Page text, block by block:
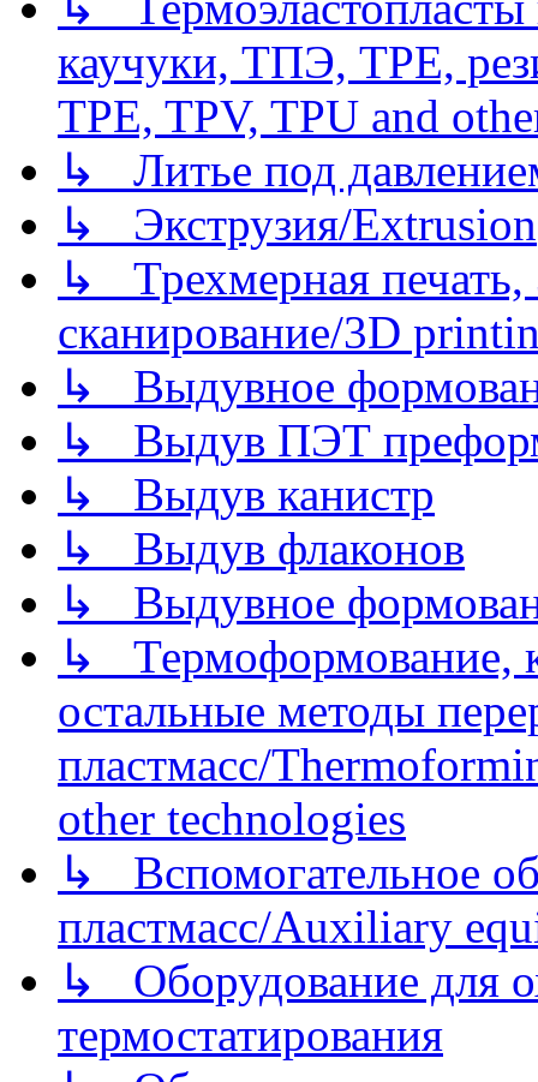
каучуки, ТПЭ, TPE,
TPE, TPV, TPU and
↳ Литье под
↳ Экструзия/Extrusion
↳ Трехмерная
сканирование/3D
↳ Выдувное
↳ Выдув ПЭТ
↳ Выдув канистр
↳ Выдув флаконов
↳ Выдувное
↳ Термоформование,
остальные методы
пластмасс/
other technologies
↳ Вспомогательное
пластмасс/Auxiliary
↳ Оборудование для
термостатирования